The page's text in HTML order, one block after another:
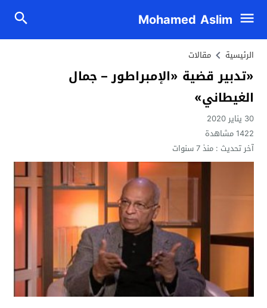
Mohamed Aslim
الرئيسية مقالات
«تدبير قضية «الإمبراطور – جمال
الغيطاني»
30 يناير 2020
1422مشاهدة
آخر تحديث :منذ 7 سنوات